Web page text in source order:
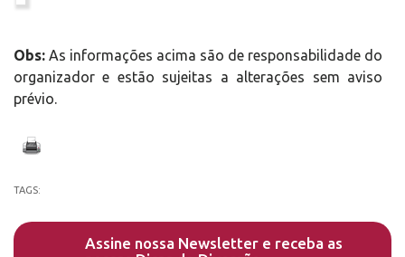
Obs: As informações acima são de responsabilidade do
organizador e estão sujeitas a alterações sem aviso
prévio.
TAGS:
Assine nossa Newsletter e receba as